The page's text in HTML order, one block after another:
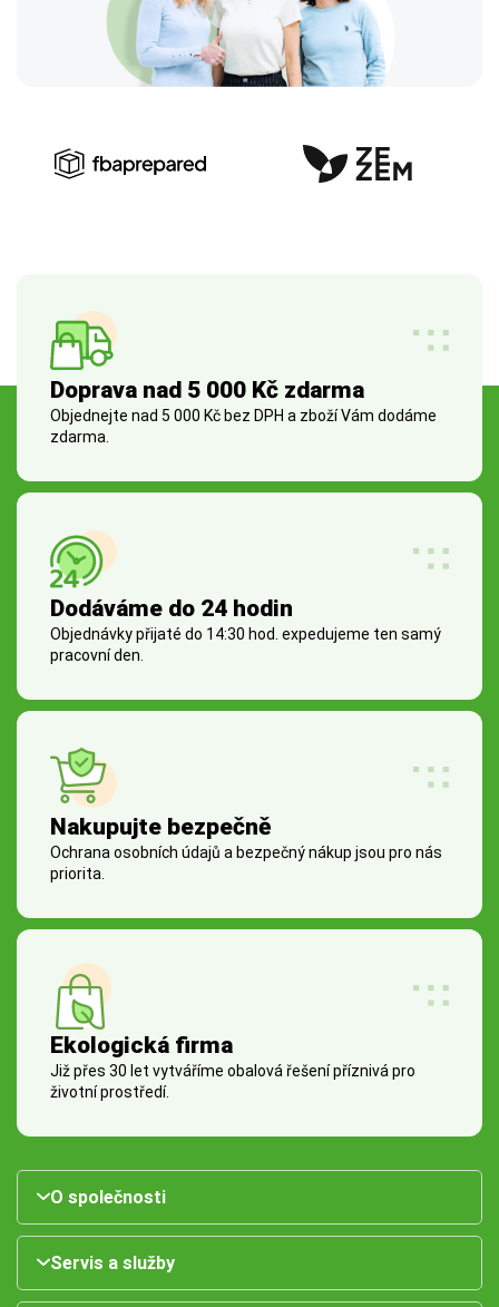
Doprava nad 5 000 Kč zdarma
Objednejte nad 5 000 Kč bez DPH a zboží Vám dodáme
zdarma.
Dodáváme do 24 hodin
Objednávky přijaté do 14:30 hod. expedujeme ten samý
pracovní den.
Nakupujte bezpečně
Ochrana osobních údajů a bezpečný nákup jsou pro nás
priorita.
Ekologická firma
Již přes 30 let vytváříme obalová řešení příznivá pro
životní prostředí.
O společnosti
Servis a služby